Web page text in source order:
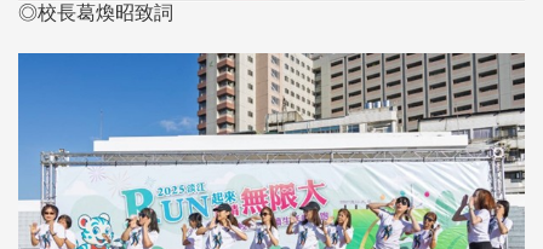
◎校長葛煥昭致詞